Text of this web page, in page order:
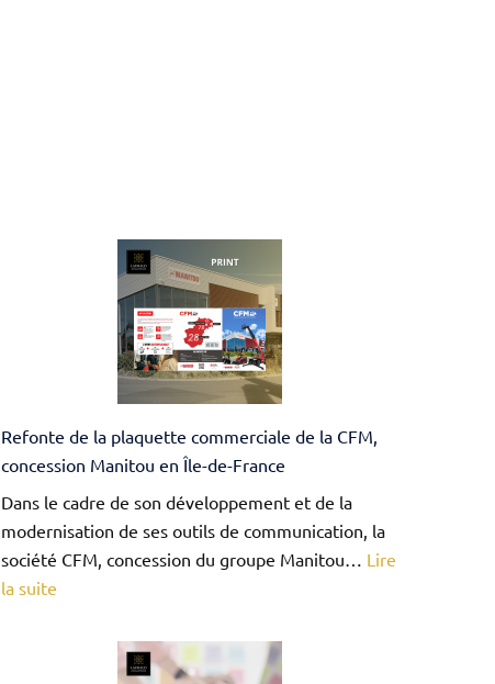
Refonte de la plaquette commerciale de la CFM,
concession Manitou en Île-de-France
Dans le cadre de son développement et de la
modernisation de ses outils de communication, la
société CFM, concession du groupe Manitou… Lire
la suite: